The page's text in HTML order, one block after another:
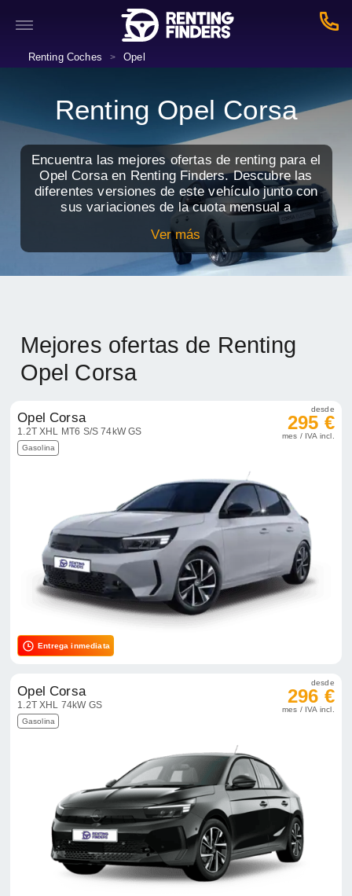
Renting Coches > Opel
Renting Opel Corsa
Encuentra las mejores ofertas de renting para el
Opel Corsa en Renting Finders. Descubre las
diferentes versiones de este vehículo junto con
sus variaciones de la cuota mensual a
continuación y estrena coche nuevo con todos
los servicios incluidos.
Ver más
Mejores ofertas de Renting
Opel Corsa
Opel Corsa
1.2T XHL MT6 S/S 74kW GS
Gasolina
desde
295 €
mes / IVA incl.
Entrega inmediata
Opel Corsa
1.2T XHL 74kW GS
Gasolina
desde
296 €
mes / IVA incl.